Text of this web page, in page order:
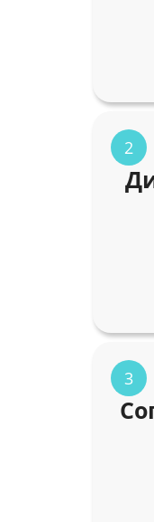
2
3